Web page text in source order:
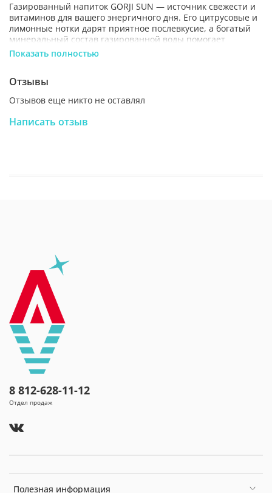
Газированный напиток GORJI SUN — источник свежести и
витаминов для вашего энергичного дня. Его цитрусовые и
лимонные нотки дарят приятное послевкусие, а богатый
минеральный состав газированной воды помогает
поддерживать иммунитет. Газировка Горджи Сан создана
просто освежающий напиток, но и источник витамина D.
Показать полностью
Отзывы
Отзывов еще никто не оставлял
Написать отзыв
Полезная информация
8 812-628-11-12
Отдел продаж